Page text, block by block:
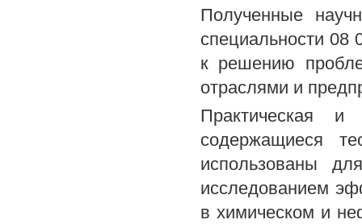
Полученные
специальности 08
к решению
отраслями и
Практическая и
содержащиеся
использованы
исследованием
в химическом и